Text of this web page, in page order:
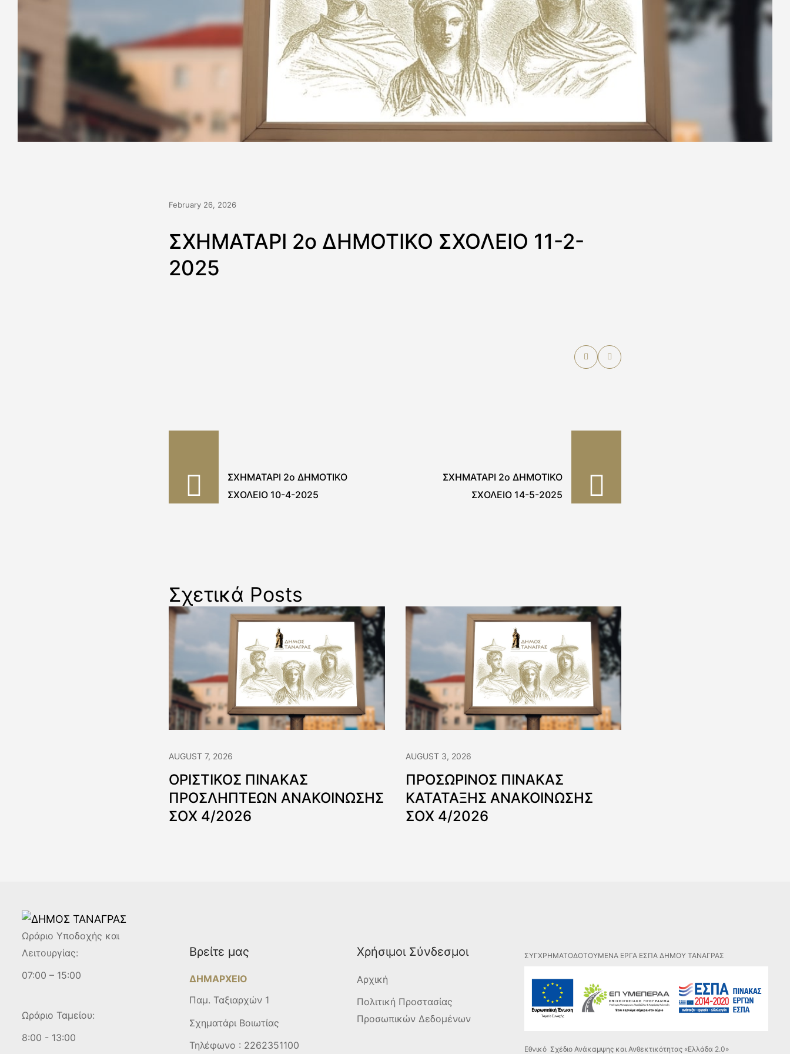
February 26, 2026
ΣΧΗΜΑΤΑΡΙ 2ο ΔΗΜΟΤΙΚΟ ΣΧΟΛΕΙΟ 11-2-
2025
ΣΧΗΜΑΤΑΡΙ 2ο ΔΗΜΟΤΙΚΟ
ΣΧΟΛΕΙΟ 10-4-2025
ΣΧΗΜΑΤΑΡΙ 2ο ΔΗΜΟΤΙΚΟ
ΣΧΟΛΕΙΟ 14-5-2025
Σχετικά Posts
AUGUST 7, 2026
ΟΡΙΣΤΙΚΟΣ ΠΙΝΑΚΑΣ
ΠΡΟΣΛΗΠΤΕΩΝ ΑΝΑΚΟΙΝΩΣΗΣ
ΣΟΧ 4/2026
AUGUST 3, 2026
ΠΡΟΣΩΡΙΝΟΣ ΠΙΝΑΚΑΣ
ΚΑΤΑΤΑΞΗΣ ΑΝΑΚΟΙΝΩΣΗΣ
ΣΟΧ 4/2026
Ωράριο Υποδοχής και
Λειτουργίας:
07:00 – 15:00
Ωράριο Ταμείου:
8:00 - 13:00
Βρείτε μας
ΔΗΜΑΡΧΕΙΟ
Παμ. Ταξιαρχών 1
Σχηματάρι Βοιωτίας
Τηλέφωνο : 2262351100
Χρήσιμοι Σύνδεσμοι
Αρχική
Πολιτική Προστασίας
Προσωπικών Δεδομένων
ΣΥΓΧΡΗΜΑΤΟΔΟΤΟΥΜΕΝΑ ΕΡΓΑ ΕΣΠΑ ΔΗΜΟΥ ΤΑΝΑΓΡΑΣ
Εθνικό Σχέδιο Ανάκαμψης και Ανθεκτικότητας «Ελλάδα 2.0»